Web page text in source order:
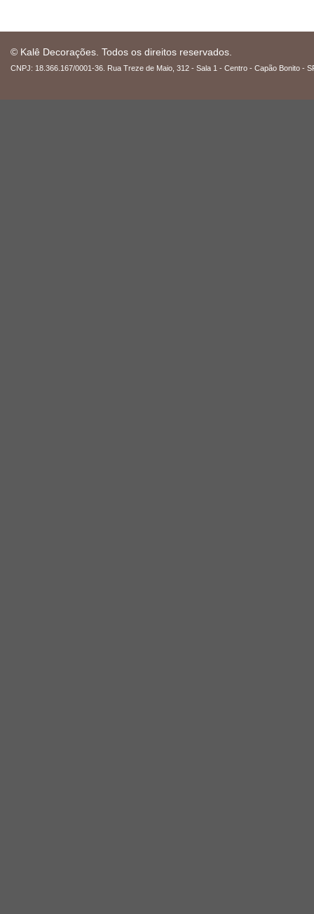
© Kalê Decorações. Todos os direitos reservados.
CNPJ: 18.366.167/0001-36. Rua Treze de Maio, 312 - Sala 1 - Centro - Capão Bonito -